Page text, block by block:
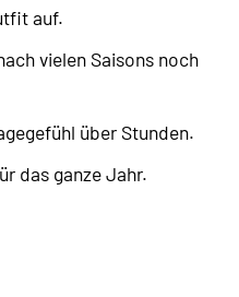
auf.
vielen Saisons noch
über Stunden.
das ganze Jahr.